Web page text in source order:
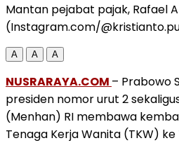
Mantan pejabat pajak, Rafael
(Instagram.com/
A A A
NUSRARAYA.COM – Prabowo
presiden nomor urut 2
(Menhan) RI membawa
Tenaga Kerja Wanita (TKW) ke